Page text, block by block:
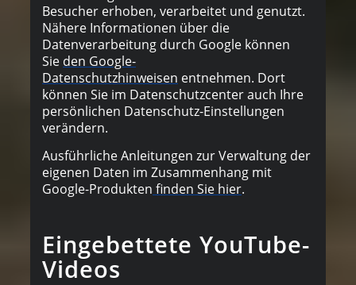
Besucher erhoben, verarbeitet und genutzt.
Nähere Informationen über die
Datenverarbeitung durch Google können
Sie den Google-
Datenschutzhinweisen entnehmen. Dort
können Sie im Datenschutzcenter auch Ihre
persönlichen Datenschutz-Einstellungen
verändern.
Ausführliche Anleitungen zur Verwaltung der
eigenen Daten im Zusammenhang mit
Google-Produkten finden Sie hier.
Eingebettete YouTube-
Videos